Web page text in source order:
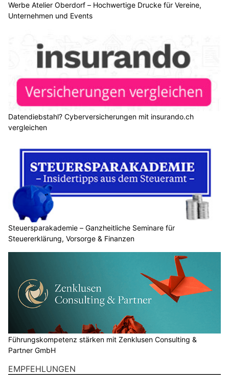
Werbe Atelier Oberdorf – Hochwertige Drucke für Vereine,
Unternehmen und Events
Datendiebstahl? Cyberversicherungen mit insurando.ch
vergleichen
Steuersparakademie – Ganzheitliche Seminare für
Steuererklärung, Vorsorge & Finanzen
Führungskompetenz stärken mit Zenklusen Consulting &
Partner GmbH
EMPFEHLUNGEN